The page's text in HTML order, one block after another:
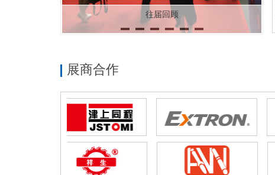
往届回顾
展商合作